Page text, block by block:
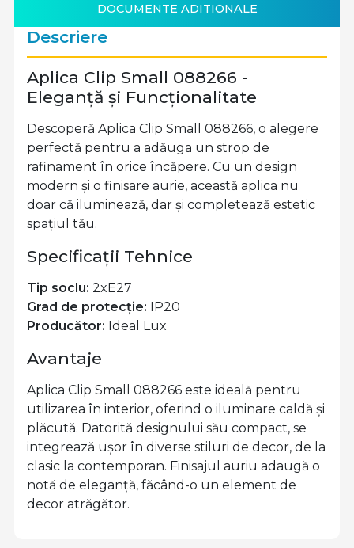
DOCUMENTE ADITIONALE
Descriere
Aplica Clip Small 088266 -
Eleganță și Funcționalitate
Descoperă Aplica Clip Small 088266, o alegere
perfectă pentru a adăuga un strop de
rafinament în orice încăpere. Cu un design
modern și o finisare aurie, această aplica nu
doar că iluminează, dar și completează estetic
spațiul tău.
Specificații Tehnice
Tip soclu: 2xE27
Grad de protecție: IP20
Producător: Ideal Lux
Avantaje
Aplica Clip Small 088266 este ideală pentru
utilizarea în interior, oferind o iluminare caldă și
plăcută. Datorită designului său compact, se
integrează ușor în diverse stiluri de decor, de la
clasic la contemporan. Finisajul auriu adaugă o
notă de eleganță, făcând-o un element de
decor atrăgător.